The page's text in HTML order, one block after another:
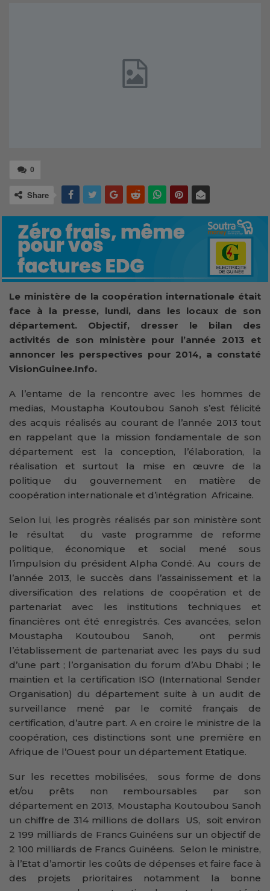
0
Share
Le ministère de la coopération internationale était
face à la presse, lundi, dans les locaux de son
département. Objectif, dresser le bilan des
activités de son ministère pour l’année 2013 et
annoncer les perspectives pour 2014, a constaté
VisionGuinee.Info.
A l’entame de la rencontre avec les hommes de
medias, Moustapha Koutoubou Sanoh s’est félicité
des acquis réalisés au courant de l’année 2013 tout
en rappelant que la mission fondamentale de son
département est la conception, l’élaboration, la
réalisation et surtout la mise en œuvre de la
politique du gouvernement en matière de
coopération internationale et d’intégration Africaine.
Selon lui, les progrès réalisés par son ministère sont
le résultat du vaste programme de reforme
politique, économique et social mené sous
l’impulsion du président Alpha Condé. Au cours de
l’année 2013, le succès dans l’assainissement et la
diversification des relations de coopération et de
partenariat avec les institutions techniques et
financières ont été enregistrés. Ces avancées, selon
Moustapha Koutoubou Sanoh, ont permis
l’établissement de partenariat avec les pays du sud
d’une part ; l’organisation du forum d’Abu Dhabi ; le
maintien et la certification ISO (International Sender
Organisation) du département suite à un audit de
surveillance mené par le comité français de
certification, d’autre part. A en croire le ministre de la
coopération, ces distinctions sont une première en
Afrique de l’Ouest pour un département Etatique.
Sur les recettes mobilisées, sous forme de dons
et/ou prêts non remboursables par son
département en 2013, Moustapha Koutoubou Sanoh
un chiffre de 314 millions de dollars US, soit environ
2 199 milliards de Francs Guinéens sur un objectif de
2 100 milliards de Francs Guinéens. Selon le ministre,
à l’Etat d’amortir les coûts de dépenses et faire face à
des projets prioritaires notamment la bonne